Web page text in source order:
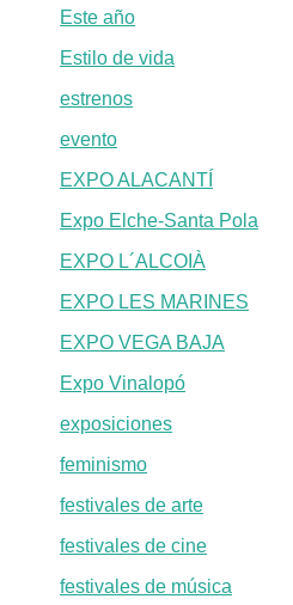
Este año
Estilo de vida
estrenos
evento
EXPO ALACANTÍ
Expo Elche-Santa Pola
EXPO L´ALCOIÀ
EXPO LES MARINES
EXPO VEGA BAJA
Expo Vinalopó
exposiciones
feminismo
festivales de arte
festivales de cine
festivales de música